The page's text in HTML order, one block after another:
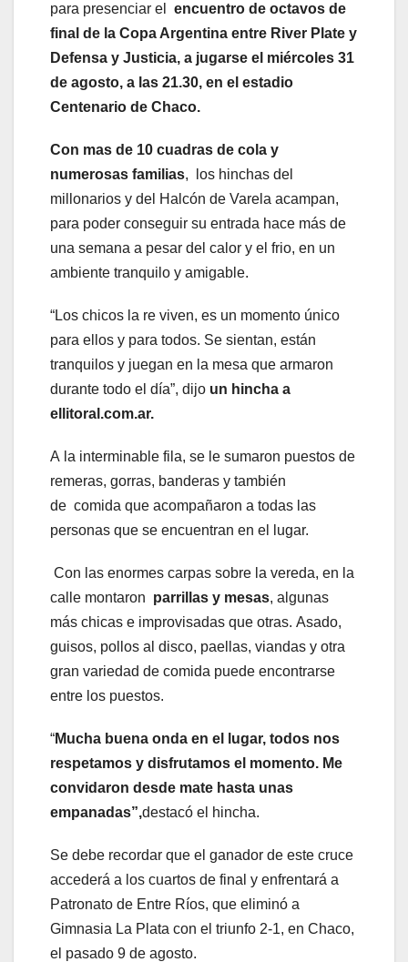
para presenciar el encuentro de octavos de
final de la Copa Argentina entre River Plate y
Defensa y Justicia, a jugarse el miércoles 31
de agosto, a las 21.30, en el estadio
Centenario de Chaco.
Con mas de 10 cuadras de cola y
numerosas familias, los hinchas del
millonarios y del Halcón de Varela acampan,
para poder conseguir su entrada hace más de
una semana a pesar del calor y el frio, en un
ambiente tranquilo y amigable.
“Los chicos la re viven, es un momento único
para ellos y para todos. Se sientan, están
tranquilos y juegan en la mesa que armaron
durante todo el día”, dijo un hincha a
ellitoral.com.ar.
A la interminable fila, se le sumaron puestos de
remeras, gorras, banderas y también
de comida que acompañaron a todas las
personas que se encuentran en el lugar.
Con las enormes carpas sobre la vereda, en la
calle montaron parrillas y mesas, algunas
más chicas e improvisadas que otras. Asado,
guisos, pollos al disco, paellas, viandas y otra
gran variedad de comida puede encontrarse
entre los puestos.
“Mucha buena onda en el lugar, todos nos
respetamos y disfrutamos el momento. Me
convidaron desde mate hasta unas
empanadas”,destacó el hincha.
Se debe recordar que el ganador de este cruce
accederá a los cuartos de final y enfrentará a
Patronato de Entre Ríos, que eliminó a
Gimnasia La Plata con el triunfo 2-1, en Chaco,
el pasado 9 de agosto.